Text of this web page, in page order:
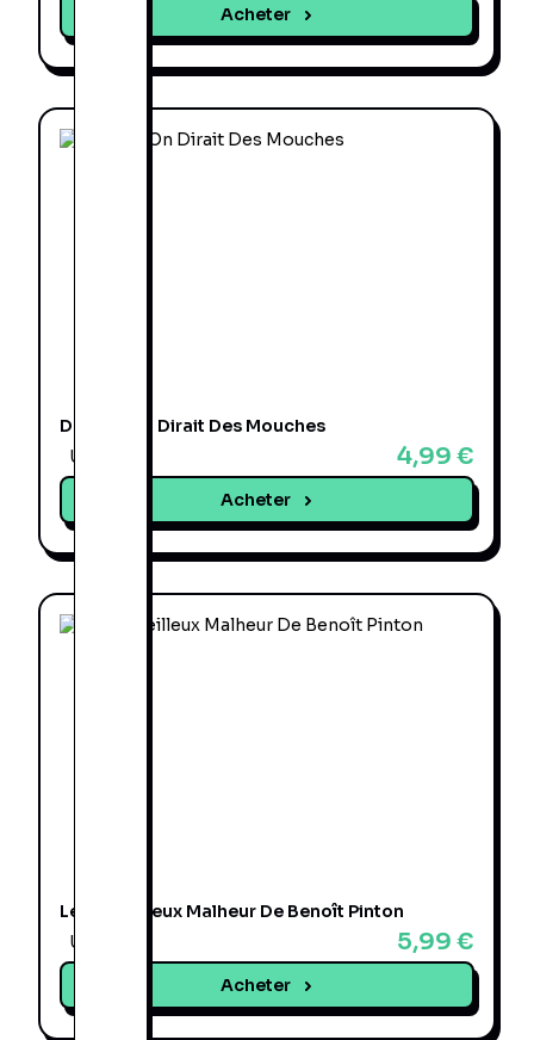
Acheter
De Loin On Dirait Des Mouches
Une offre
4,99 €
Acheter
Le Merveilleux Malheur De Benoît Pinton
Une offre
5,99 €
Acheter